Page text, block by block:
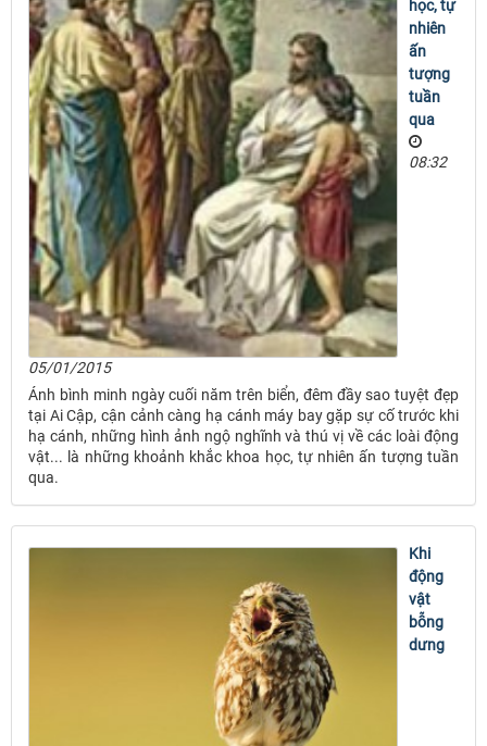
học, tự
nhiên
ấn
tượng
tuần
qua
08:32
05/01/2015
Ánh bình minh ngày cuối năm trên biển, đêm đầy sao tuyệt đẹp
tại Ai Cập, cận cảnh càng hạ cánh máy bay gặp sự cố trước khi
hạ cánh, những hình ảnh ngộ nghĩnh và thú vị về các loài động
vật... là những khoảnh khắc khoa học, tự nhiên ấn tượng tuần
qua.
Khi
động
vật
bỗng
dưng